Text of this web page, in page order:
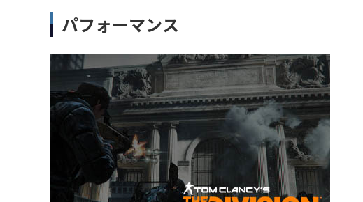
パフォーマンス